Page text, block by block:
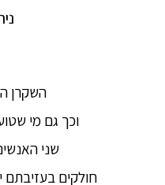
השקרן
וכך גם מי
שני
חולקים בעזיבתם